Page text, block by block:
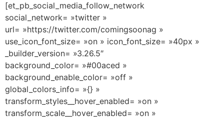
[et_pb_social_media_follow_network
social_network= »twitter »
url= »https://twitter.com/comingsoonag »
use_icon_font_size= »on » icon_font_size= »40px »
_builder_version= »3.26.5″
background_color= »#00aced »
background_enable_color= »off »
global_colors_info= »{} »
transform_styles__hover_enabled= »on »
transform_scale__hover_enabled= »on »